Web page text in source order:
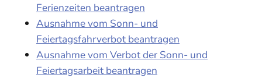
Ferienzeiten beantragen
Ausnahme vom Sonn- und
Feiertagsfahrverbot beantragen
Ausnahme vom Verbot der Sonn- und
Feiertagsarbeit beantragen